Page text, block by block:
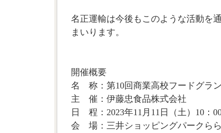
名正運輸は今後もこのような活動を
まいります。
開催概要
名 称：第10回商業高校フードグラ
主 催：伊藤忠食品株式会社
日 程：2023年11月11日（土）10：
会 場：三井ショッピングパークら